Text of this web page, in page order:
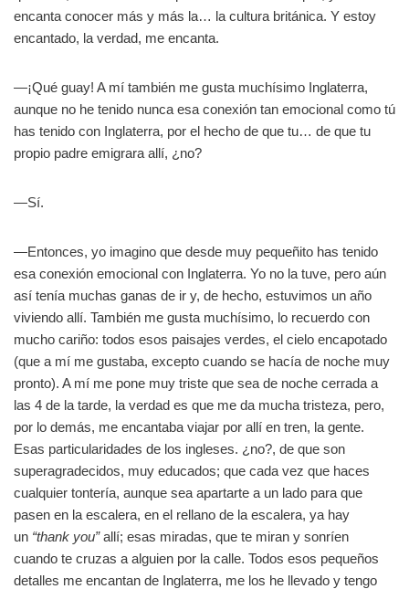
encanta conocer más y más la… la cultura británica. Y estoy
encantado, la verdad, me encanta.
—¡Qué guay! A mí también me gusta muchísimo Inglaterra,
aunque no he tenido nunca esa conexión tan emocional como tú
has tenido con Inglaterra, por el hecho de que tu… de que tu
propio padre emigrara allí, ¿no?
—Sí.
—Entonces, yo imagino que desde muy pequeñito has tenido
esa conexión emocional con Inglaterra. Yo no la tuve, pero aún
así tenía muchas ganas de ir y, de hecho, estuvimos un año
viviendo allí. También me gusta muchísimo, lo recuerdo con
mucho cariño: todos esos paisajes verdes, el cielo encapotado
(que a mí me gustaba, excepto cuando se hacía de noche muy
pronto). A mí me pone muy triste que sea de noche cerrada a
las 4 de la tarde, la verdad es que me da mucha tristeza, pero,
por lo demás, me encantaba viajar por allí en tren, la gente.
Esas particularidades de los ingleses. ¿no?, de que son
superagradecidos, muy educados; que cada vez que haces
cualquier tontería, aunque sea apartarte a un lado para que
pasen en la escalera, en el rellano de la escalera, ya hay
un “thank you”allí; esas miradas, que te miran y sonríen
cuando te cruzas a alguien por la calle. Todos esos pequeños
detalles me encantan de Inglaterra, me los he llevado y tengo